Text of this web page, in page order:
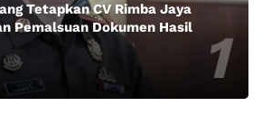
Tetapkan CV Rimba Jaya
Pemalsuan Dokumen Hasil